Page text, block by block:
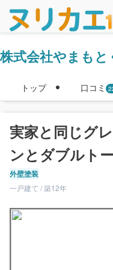
株式会社やまもと
トップ 口コミ
実家と同じグ
ンとダブルト
外壁塗装
一戸建て / 築12年